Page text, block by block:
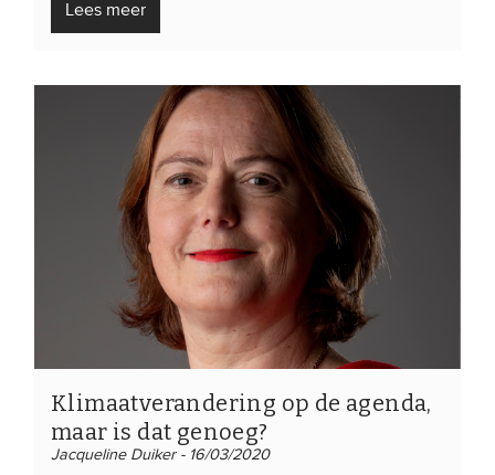
Lees meer
Klimaatverandering op de agenda,
maar is dat genoeg?
Jacqueline Duiker - 16/03/2020